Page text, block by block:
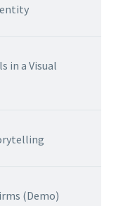
in a Visual
(Demo)